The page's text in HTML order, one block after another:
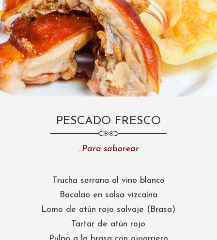
PESCADO FRESCO
…Para saborear
Trucha serrana al vino blanco
Bacalao en salsa vizcaína
Lomo de atún rojo salvaje (Brasa)
Tartar de atún rojo